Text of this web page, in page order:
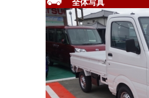
全体写真